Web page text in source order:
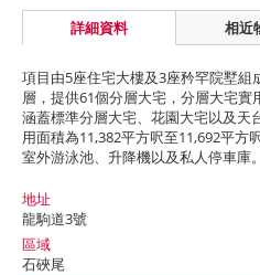
詳細資料 相近
項目由5座住宅大樓及3座矜罕院墅
層，提供61個分層大宅，分層大宅實
涵蓋標準分層大宅、花園大宅以及天
用面積為11,382平方呎至11,692平方
室外游泳池、升降機以及私人停車庫。
地址
龍駒道3號
區域
石硤尾